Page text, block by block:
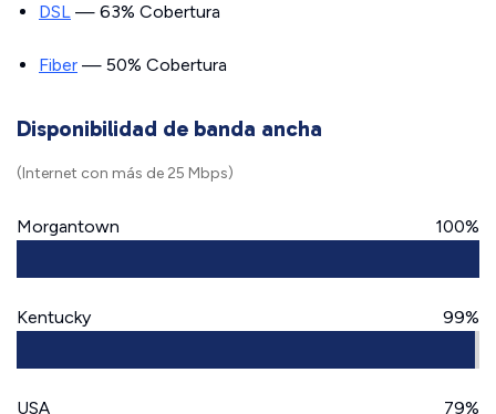
DSL — 63% Cobertura
Fiber — 50% Cobertura
Disponibilidad de banda ancha
(Internet con más de 25 Mbps)
Morgantown 100%
Kentucky 99%
USA 79%